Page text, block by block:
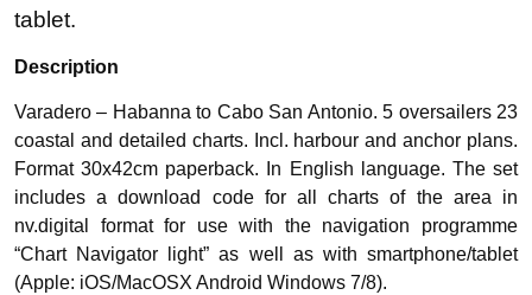
tablet.
Description
Varadero – Habanna to Cabo San Antonio. 5 oversailers 23
coastal and detailed charts. Incl. harbour and anchor plans.
Format 30x42cm paperback. In English language. The set
includes a download code for all charts of the area in
nv.digital format for use with the navigation programme
“Chart Navigator light” as well as with smartphone/tablet
(Apple: iOS/MacOSX Android Windows 7/8).